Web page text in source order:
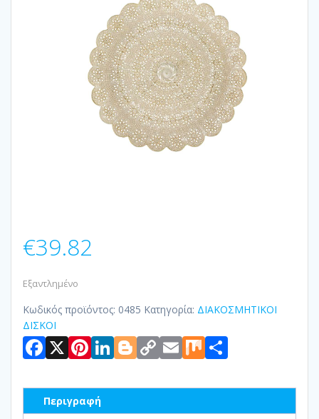
€39.82
Εξαντλημένο
Κωδικός προϊόντος: 0485 Κατηγορία: ΔΙΑΚΟΣΜΗΤΙΚΟΙ
ΔΙΣΚΟΙ
Facebook
X Pinterest
LinkedIn
Blogger
Copy
Link
Email
Mix
Περιγραφή